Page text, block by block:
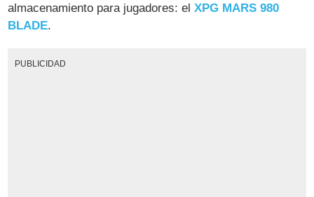
almacenamiento para jugadores: elXPG MARS 980
BLADE.
PUBLICIDAD